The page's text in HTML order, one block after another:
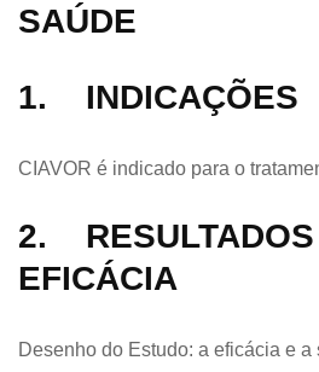
SAÚDE
1. INDICAÇÕES
CIAVOR é indicado para o
2. RESULTADOS
EFICÁCIA
Desenho do Estudo: a eficácia e